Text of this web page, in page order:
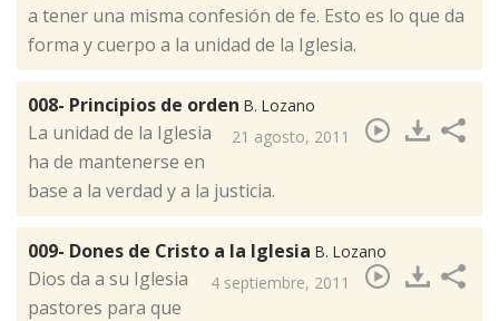
a tener una misma confesión de fe. Esto es lo que da
forma y cuerpo a la unidad de la Iglesia.
008- Principios de orden B. Lozano
21 agosto, 2011
La unidad de la Iglesia
ha de mantenerse en
base a la verdad y a la justicia.
009- Dones de Cristo a la Iglesia B. Lozano
4 septiembre, 2011
Dios da a su Iglesia
pastores para que